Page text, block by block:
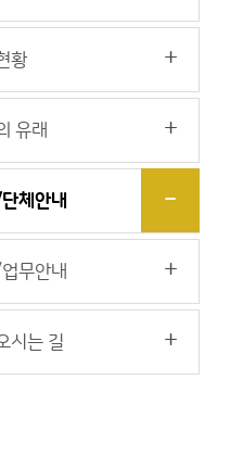
황
유래
체안내
무안내
시는 길